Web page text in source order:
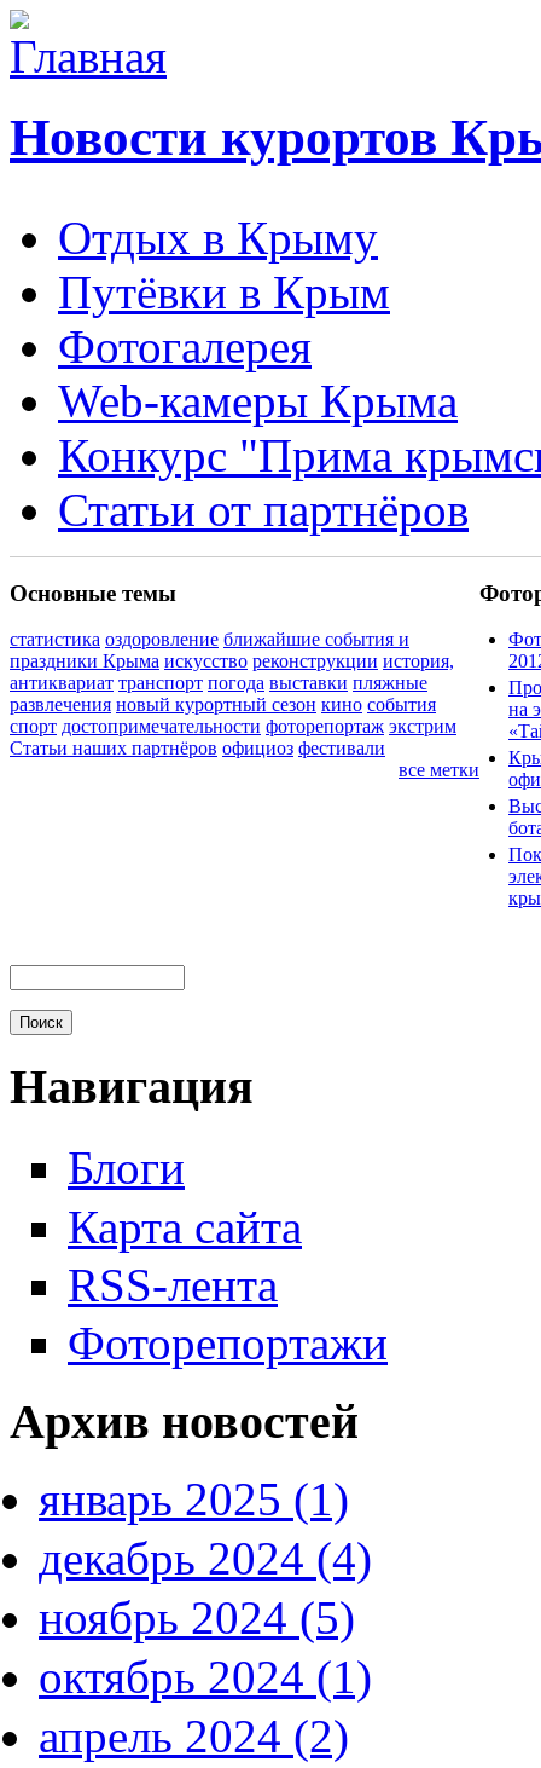
Новости курортов
Отдых в Крыму
Путёвки в Крым
Фотогалерея
Web-камеры Крыма
Конкурс "Прима
Статьи от партнёров
Основные темы
статистика оздоровление ближайшие события и
праздники Крыма искусство реконструкции история,
антиквариат транспорт погода выставки пляжные
развлечения новый курортный сезон кино события
спорт достопримечательности фоторепортаж экстрим
Статьи наших партнёров официоз фестивали
все метки
на
Навигация
Блоги
Карта сайта
RSS-лента
Фоторепортажи
Архив новостей
январь 2025 (1)
декабрь 2024 (4)
ноябрь 2024 (5)
октябрь 2024 (1)
апрель 2024 (2)